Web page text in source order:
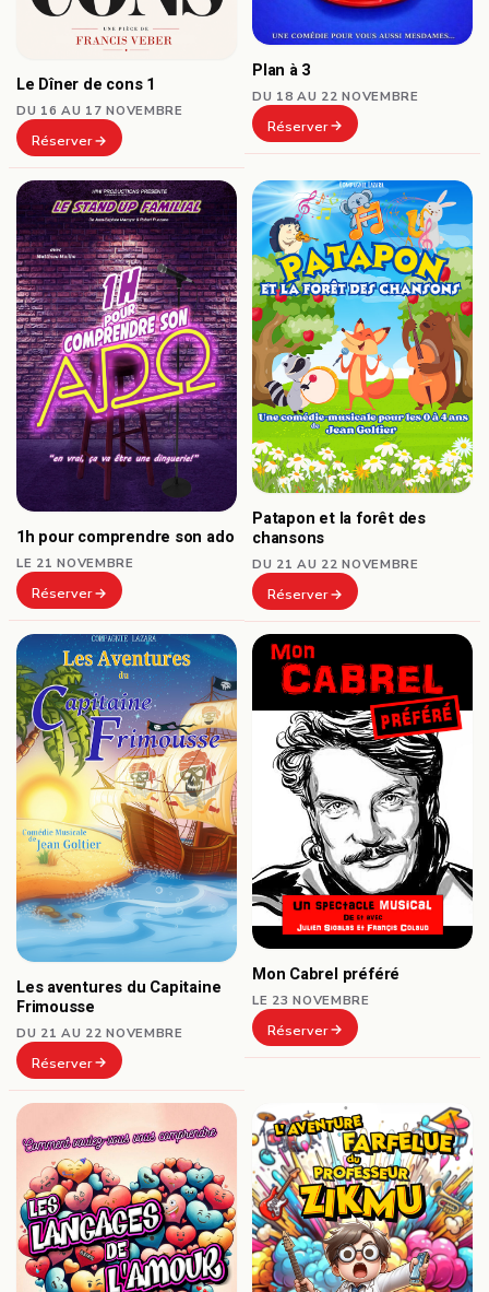
Le Dîner de cons 1
DU 16 AU 17 NOVEMBRE
Réserver
Plan à 3
DU 18 AU 22 NOVEMBRE
Réserver
1h pour comprendre son ado
LE 21 NOVEMBRE
Réserver
Patapon et la forêt des
chansons
DU 21 AU 22 NOVEMBRE
Réserver
Les aventures du Capitaine
Frimousse
DU 21 AU 22 NOVEMBRE
Réserver
Mon Cabrel préféré
LE 23 NOVEMBRE
Réserver